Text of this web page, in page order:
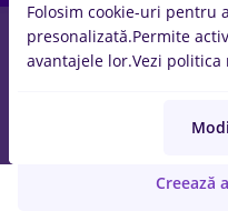
MAROZA
Creează
Folosim cookie-uri pentru
presonalizată.Permite
avantajele lor.Vezi politica